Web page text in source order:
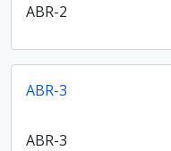
ABR-2
ABR-3
ABR-3